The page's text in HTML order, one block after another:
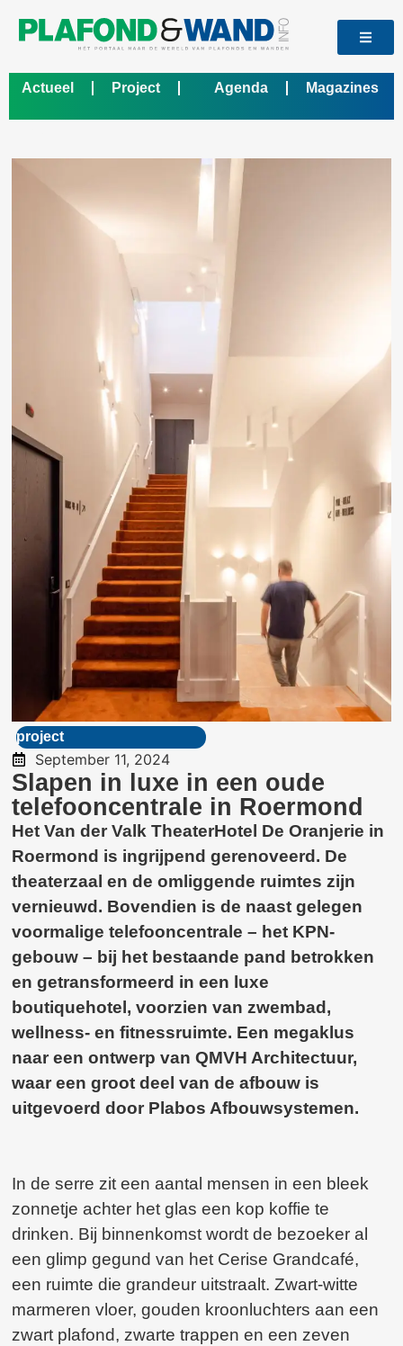
Actueel Project Agenda Magazines
project
September 11, 2024
Slapen in luxe in een oude
telefooncentrale in Roermond
Het Van der Valk TheaterHotel De Oranjerie in
Roermond is ingrijpend gerenoveerd. De
theaterzaal en de omliggende ruimtes zijn
vernieuwd. Bovendien is de naast gelegen
voormalige telefooncentrale – het KPN-
gebouw – bij het bestaande pand betrokken
en getransformeerd in een luxe
boutiquehotel, voorzien van zwembad,
wellness- en fitnessruimte. Een megaklus
naar een ontwerp van QMVH Architectuur,
waar een groot deel van de afbouw is
uitgevoerd door Plabos Afbouwsystemen.
In de serre zit een aantal mensen in een bleek
zonnetje achter het glas een kop koffie te
drinken. Bij binnenkomst wordt de bezoeker al
een glimp gegund van het Cerise Grandcafé,
een ruimte die grandeur uitstraalt. Zwart-witte
marmeren vloer, gouden kroonluchters aan een
zwart plafond, zwarte trappen en een zeven